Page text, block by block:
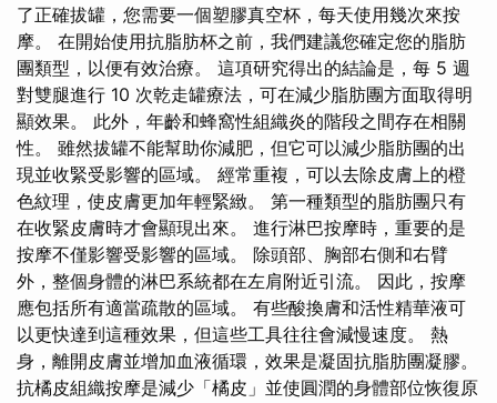
了正確拔罐，您需要一個塑膠真空杯，每天使用幾次來按
摩。 在開始使用抗脂肪杯之前，我們建議您確定您的脂肪
團類型，以便有效治療。 這項研究得出的結論是，每 5 週
對雙腿進行 10 次乾走罐療法，可在減少脂肪團方面取得明
顯效果。 此外，年齡和蜂窩性組織炎的階段之間存在相關
性。 雖然拔罐不能幫助你減肥，但它可以減少脂肪團的出
現並收緊受影響的區域。 經常重複，可以去除皮膚上的橙
色紋理，使皮膚更加年輕緊緻。 第一種類型的脂肪團只有
在收緊皮膚時才會顯現出來。 進行淋巴按摩時，重要的是
按摩不僅影響受影響的區域。 除頭部、胸部右側和右臂
外，整個身體的淋巴系統都在左肩附近引流。 因此，按摩
應包括所有適當疏散的區域。 有些酸換膚和活性精華液可
以更快達到這種效果，但這些工具往往會減慢速度。 熱
身，離開皮膚並增加血液循環，效果是凝固抗脂肪團凝膠。
抗橘皮組織按摩是減少「橘皮」並使圓潤的身體部位恢復原